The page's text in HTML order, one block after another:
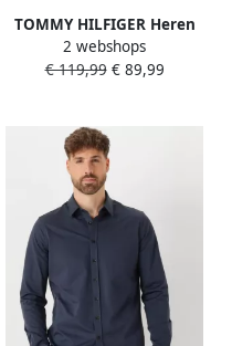
TOMMY HILFIGER Heren
Overhemden Pigment Dyed Li
Solid Rf Shirt Blauw
2 webshops
€ 119,99€ 89,99